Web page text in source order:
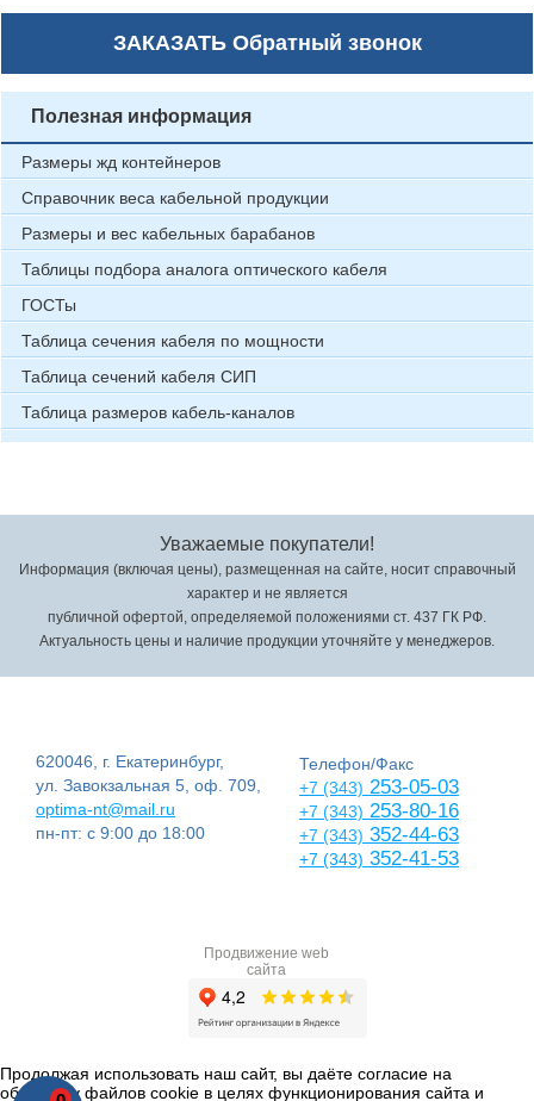
ЗАКАЗАТЬОбратный звонок
Полезная информация
Размеры жд контейнеров
Справочник веса кабельной продукции
Размеры и вес кабельных барабанов
Таблицы подбора аналога оптического кабеля
ГОСТы
Таблица сечения кабеля по мощности
Таблица сечений кабеля СИП
Таблица размеров кабель-каналов
Уважаемые покупатели!
Информация (включая цены), размещенная на сайте, носит справочный
характер и не является
публичной офертой, определяемой положениями ст. 437 ГК РФ.
Актуальность цены и наличие продукции уточняйте у менеджеров.
620046, г. Екатеринбург,
ул. Завокзальная 5, оф. 709,
optima-nt@mail.ru
пн-пт: с 9:00 до 18:00
Телефон/Факс
+7 (343) 253-05-03
+7 (343) 253-80-16
+7 (343) 352-44-63
+7 (343) 352-41-53
Продвижение web
сайта
Продолжая использовать наш сайт, вы даёте согласие на
обработку файлов cookie в целях функционирования сайта и